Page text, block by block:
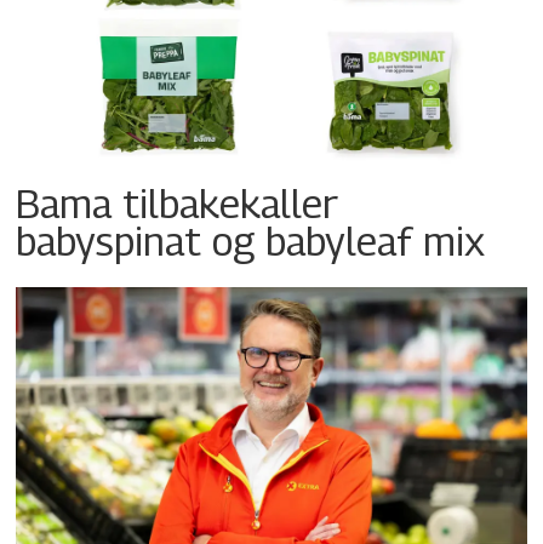
Bama tilbakekaller
babyspinat og babyleaf mix